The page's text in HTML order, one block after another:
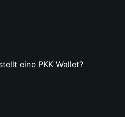
eine PKK Wallet?